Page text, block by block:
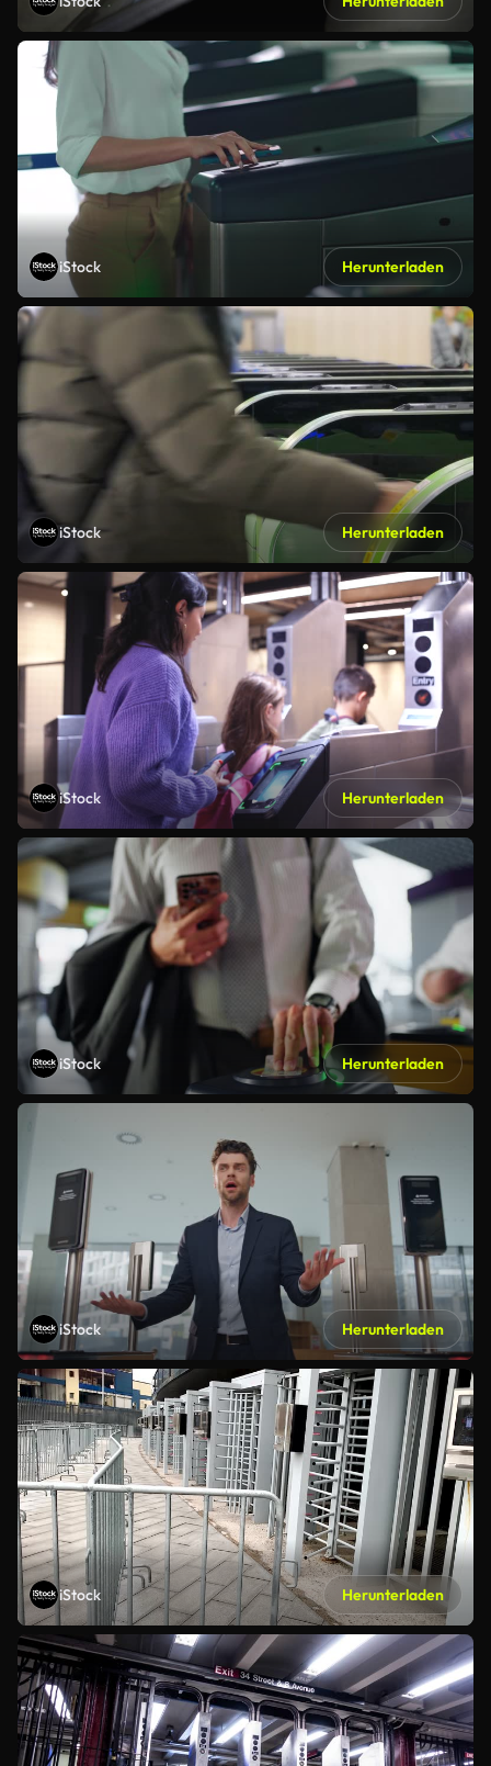
iStock Herunterladen
iStock Herunterladen
iStock Herunterladen
iStock Herunterladen
iStock Herunterladen
iStock Herunterladen